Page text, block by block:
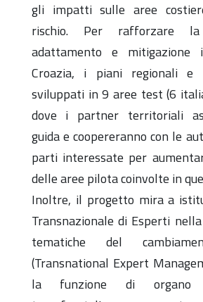
gli impatti sulle aree
rischio. Per rafforzare
adattamento e
Croazia, i piani regionali e
sviluppati in 9 aree test (6
dove i partner territoriali
guida e coopereranno con le
parti interessate per
delle aree pilota coinvolte in
Inoltre, il progetto mira a
Transnazionale di Esperti
tematiche del
(Transnational Expert
la funzione di organo